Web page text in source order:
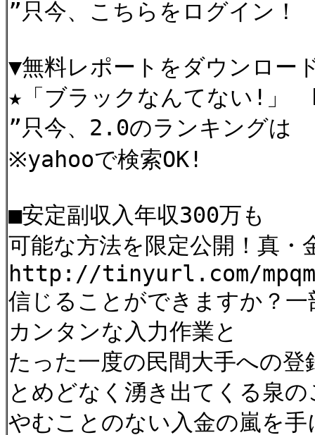
”只今、こちらをログイ
▼無料レポートをダウンロー
★「ブラックなんてない
”只今、2.0のランキン
※yahooで検索OK!
■安定副収入年収300万も
可能な方法を限定公開！真・
http://tinyurl.com/
信じることができますか？
カンタンな入力作業と
たった一度の民間大手への登
とめどなく湧き出てくる泉
やむことのない入金の嵐を